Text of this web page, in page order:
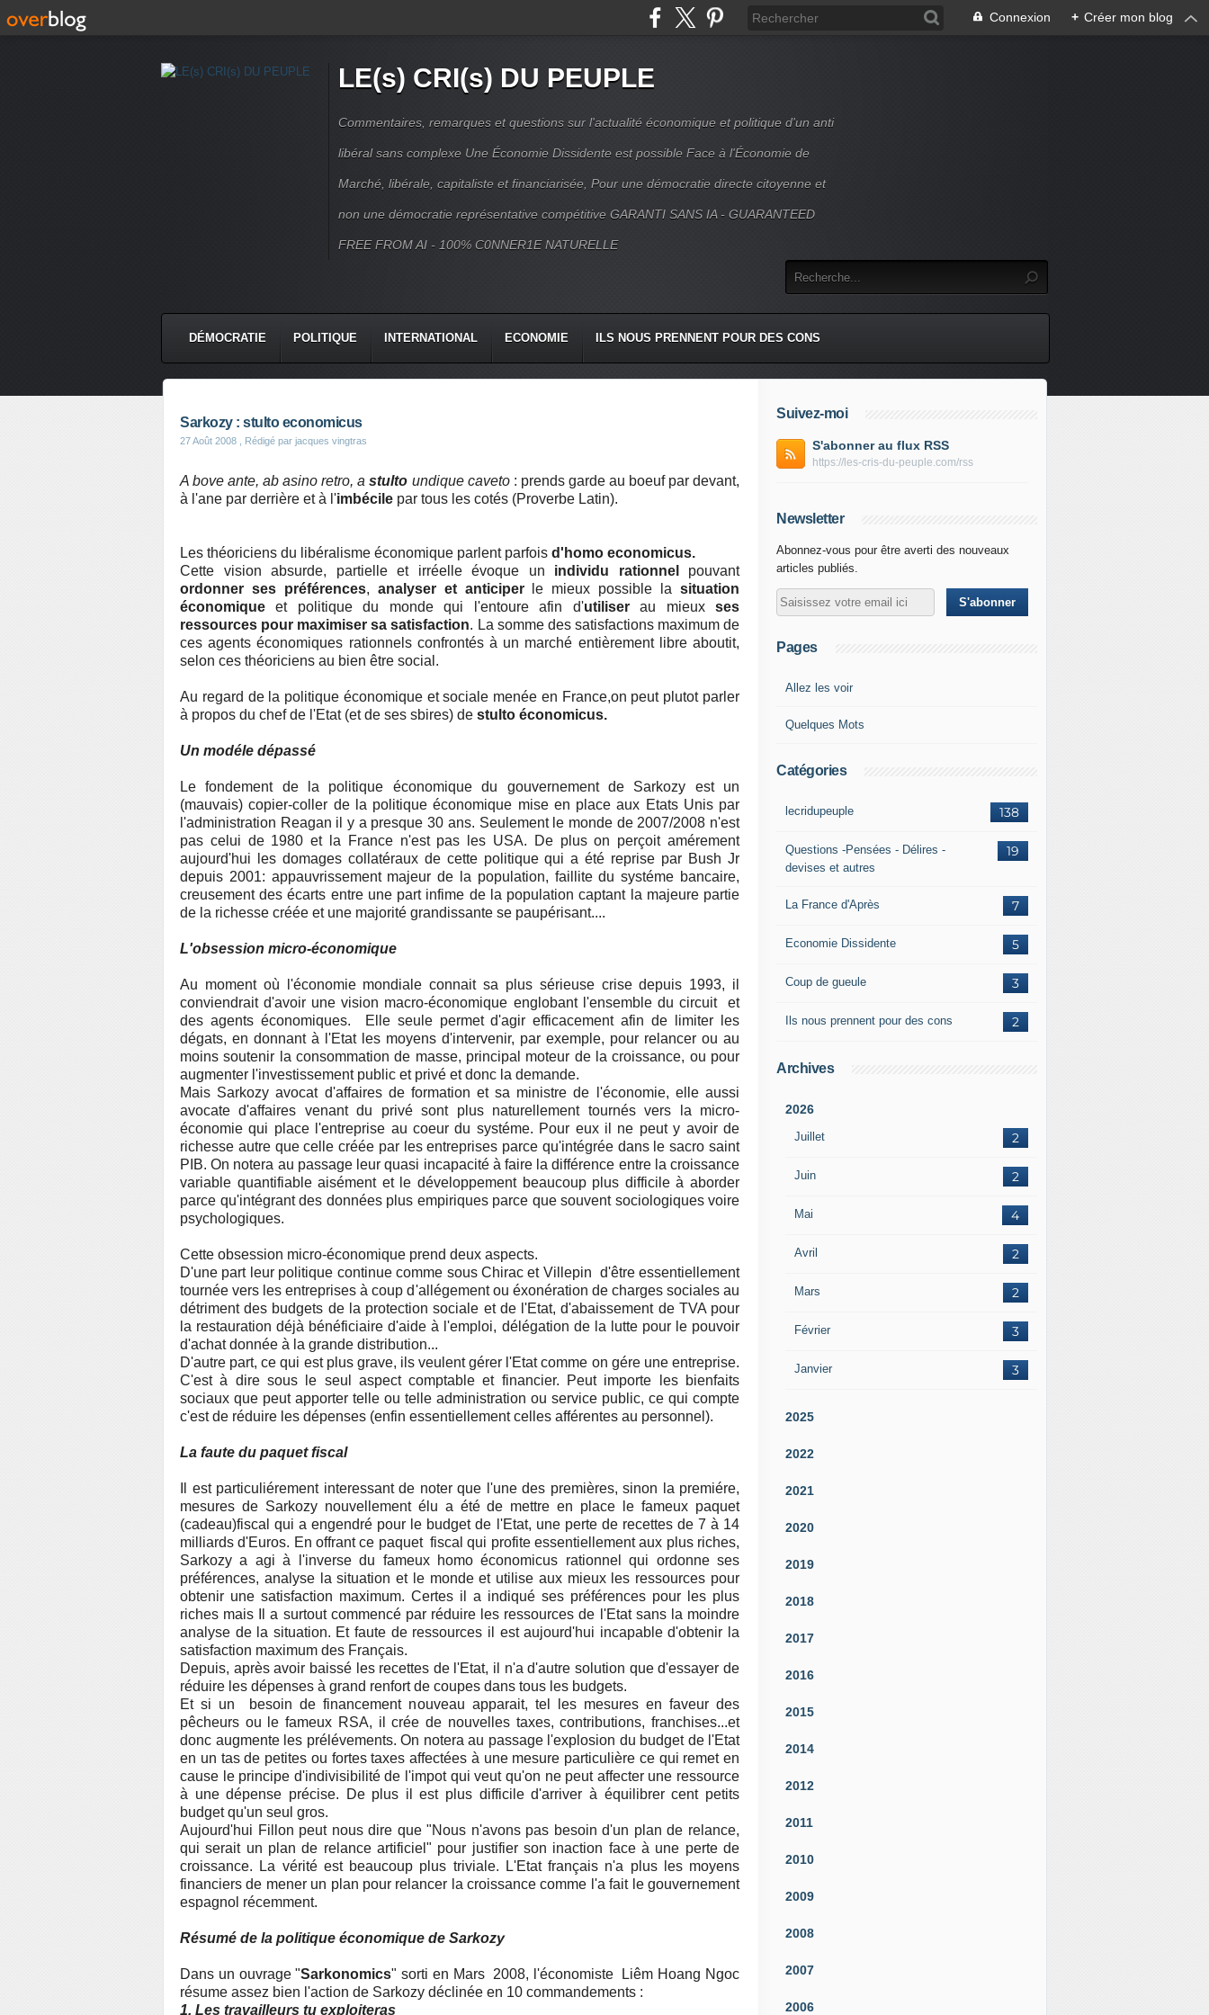
Connexion + Créer mon blog
LE(s) CRI(s) DU PEUPLE
Commentaires, remarques et questions sur l'actualité économique et politique d'un anti
libéral sans complexe Une Économie Dissidente est possible Face à l'Économie de
Marché, libérale, capitaliste et financiarisée, Pour une démocratie directe citoyenne et
non une démocratie représentative compétitive GARANTI SANS IA - GUARANTEED
FREE FROM AI - 100% C0NNER1E NATURELLE
DÉMOCRATIE POLITIQUE INTERNATIONAL ECONOMIE ILS NOUS PRENNENT POUR DES CONS
Sarkozy : stulto economicus
27 Août 2008 , Rédigé par jacques vingtras
A bove ante, ab asino retro, astulto undique caveto: prends garde au boeuf par devant,
à l'ane par derrière et à l'imbécile par tous les cotés (Proverbe Latin).
Les théoriciens du libéralisme économique parlent parfois d'homo economicus.
Cette vision absurde, partielle et irréelle évoque un individu rationnel
pouvant
ordonner ses préférences, analyser et anticiperle mieux possible lasituation
économique et politique du monde qui l'entoure afin d'utiliserau mieuxses
ressources pour maximiser sa satisfaction. La somme des satisfactions maximum de
ces agents économiques rationnels confrontés à un marché entièrement libre aboutit,
selon ces théoriciens au bien être social.
Au regard de la politique économique et sociale menée en France,on peut plutot parler
à propos du chef de l'Etat (et de ses sbires) de stulto économicus.
Un modéle dépassé
Le fondement de la politique économique du gouvernement de Sarkozy est un
(mauvais) copier-coller de la politique économique mise en place aux Etats Unis par
l'administration Reagan il y a presque 30 ans. Seulement le monde de 2007/2008 n'est
pas celui de 1980 et la France n'est pas les USA. De plus on perçoit amérement
aujourd'hui les domages collatéraux de cette politique qui a été reprise par Bush Jr
depuis 2001: appauvrissement majeur de la population, faillite du systéme bancaire,
creusement des écarts entre une part infime de la population captant la majeure partie
de la richesse créée et une majorité grandissante se paupérisant....
L'obsession micro-économique
Au moment où l'économie mondiale connait sa plus sérieuse crise depuis 1993, il
conviendrait d'avoir une vision macro-économique englobant l'ensemble du circuit et
des agents économiques. Elle seule permet d'agir efficacement afin de limiter les
dégats, en donnant à l'Etat les moyens d'intervenir, par exemple, pour relancer ou au
moins soutenir la consommation de masse, principal moteur de la croissance, ou pour
augmenter l'investissement public et privé et donc la demande.
Mais Sarkozy avocat d'affaires de formation et sa ministre de l'économie, elle aussi
avocate d'affaires venant du privé sont plus naturellement tournés vers la micro-
économie qui place l'entreprise au coeur du systéme. Pour eux il ne peut y avoir de
richesse autre que celle créée par les entreprises parce qu'intégrée dans le sacro saint
PIB. On notera au passage leur quasi incapacité à faire la différence entre la croissance
variable quantifiable aisément et le développement beaucoup plus difficile à aborder
parce qu'intégrant des données plus empiriques parce que souvent sociologiques voire
psychologiques.
Cette obsession micro-économique prend deux aspects.
D'une part leur politique continue comme sous Chirac et Villepin d'être essentiellement
tournée vers les entreprises à coup d'allégement ou éxonération de charges sociales au
détriment des budgets de la protection sociale et de l'Etat, d'abaissement de TVA pour
la restauration déjà bénéficiaire d'aide à l'emploi, délégation de la lutte pour le pouvoir
d'achat donnée à la grande distribution...
D'autre part, ce qui est plus grave, ils veulent gérer l'Etat comme on gére une entreprise.
C'est à dire sous le seul aspect comptable et financier. Peut importe les bienfaits
sociaux que peut apporter telle ou telle administration ou service public, ce qui compte
c'est de réduire les dépenses (enfin essentiellement celles afférentes au personnel).
La faute du paquet fiscal
Il est particuliérement interessant de noter que l'une des premières, sinon la premiére,
mesures de Sarkozy nouvellement élu a été de mettre en place le fameux paquet
(cadeau)fiscal qui a engendré pour le budget de l'Etat, une perte de recettes de 7 à 14
milliards d'Euros. En offrant ce paquet fiscal qui profite essentiellement aux plus riches,
Sarkozy a agi à l'inverse du fameux homo économicus rationnel qui ordonne ses
préférences, analyse la situation et le monde et utilise aux mieux les ressources pour
obtenir une satisfaction maximum. Certes il a indiqué ses préférences pour les plus
riches mais Il a surtout commencé par réduire les ressources de l'Etat sans la moindre
analyse de la situation. Et faute de ressources il est aujourd'hui incapable d'obtenir la
satisfaction maximum des Français.
Depuis, après avoir baissé les recettes de l'Etat, il n'a d'autre solution que d'essayer de
réduire les dépenses à grand renfort de coupes dans tous les budgets.
Et si un besoin de financement nouveau apparait, tel les mesures en faveur des
pêcheurs ou le fameux RSA, il crée de nouvelles taxes, contributions, franchises...et
donc augmente les prélévements. On notera au passage l'explosion du budget de l'Etat
en un tas de petites ou fortes taxes affectées à une mesure particulière ce qui remet en
cause le principe d'indivisibilité de l'impot qui veut qu'on ne peut affecter une ressource
à une dépense précise. De plus il est plus difficile d'arriver à équilibrer cent petits
budget qu'un seul gros.
Aujourd'hui Fillon peut nous dire que "Nous n'avons pas besoin d'un plan de relance,
qui serait un plan de relance artificiel" pour justifier son inaction face à une perte de
croissance. La vérité est beaucoup plus triviale. L'Etat français n'a plus les moyens
financiers de mener un plan pour relancer la croissance comme l'a fait le gouvernement
espagnol récemment.
Résumé de la politique économique de Sarkozy
Dans un ouvrage "Sarkonomics" sorti en Mars 2008, l'économiste Liêm Hoang Ngoc
résume assez bien l'action de Sarkozy déclinée en 10 commandements :
1. Les travailleurs tu exploiteras
Suivez-moi
S'abonner au flux RSS
https://les-cris-du-peuple.com/rss
Newsletter
Abonnez-vous pour être averti des nouveaux
articles publiés.
Pages
Allez les voir
Quelques Mots
Catégories
138
lecridupeuple
19
Questions -Pensées - Délires -
devises et autres
7
La France d'Après
5
Economie Dissidente
3
Coup de gueule
2
Ils nous prennent pour des cons
Archives
2026
Juillet 2
Juin 2
Mai 4
Avril 2
Mars 2
Février 3
Janvier 3
2025
2022
2021
2020
2019
2018
2017
2016
2015
2014
2012
2011
2010
2009
2008
2007
2006